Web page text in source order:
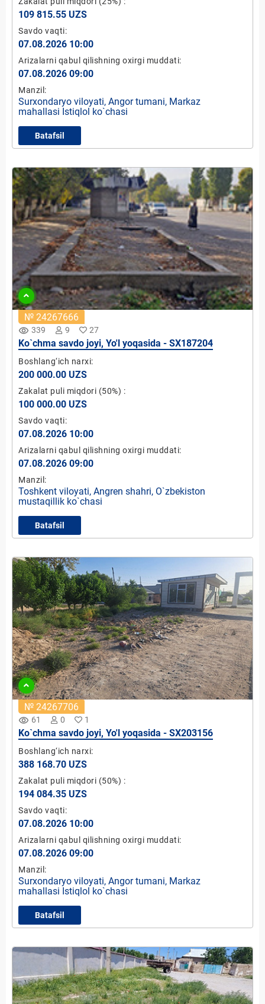
109 815.55 UZS
Savdo vaqti:
07.08.2026 10:00
Arizalarni qabul qilishning oxirgi muddati:
07.08.2026 09:00
Manzil:
Surxondaryo viloyati, Angor tumani, Markaz
mahallasi Istiqlol ko`chasi
Batafsil
remove_red_eye 339 9 27
№ 24267666
Ko`chma savdo joyi, Yo'l yoqasida - SX187204
Boshlang‘ich narxi:
200 000.00 UZS
Zakalat puli miqdori (50%) :
100 000.00 UZS
Savdo vaqti:
07.08.2026 10:00
Arizalarni qabul qilishning oxirgi muddati:
07.08.2026 09:00
Manzil:
Toshkent viloyati, Angren shahri, O`zbekiston
mustaqillik ko`chasi
Batafsil
remove_red_eye 61 0 1
№ 24267706
Ko`chma savdo joyi, Yo'l yoqasida - SX203156
Boshlang‘ich narxi:
388 168.70 UZS
Zakalat puli miqdori (50%) :
194 084.35 UZS
Savdo vaqti:
07.08.2026 10:00
Arizalarni qabul qilishning oxirgi muddati:
07.08.2026 09:00
Manzil:
Surxondaryo viloyati, Angor tumani, Markaz
mahallasi Istiqlol ko`chasi
Batafsil